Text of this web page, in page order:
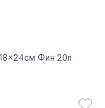
Фин 20л